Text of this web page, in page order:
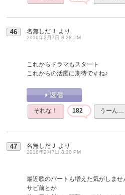
46 名無しだＪ より
2016年2月7日 8:28 PM
これからドラマもスタート
これからの活躍に期待ですね♪
それな！ 182 うーん…
47 名無しだＪ より
2016年2月7日 8:30 PM
最近歌のパートも増えた気がしませ
サビ前とか